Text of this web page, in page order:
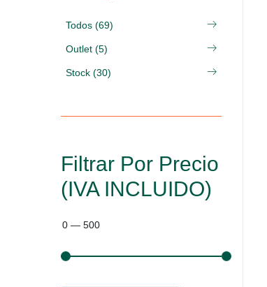
Todos (69)
Outlet (5)
Stock (30)
Filtrar Por Precio
(IVA INCLUIDO)
0 — 500